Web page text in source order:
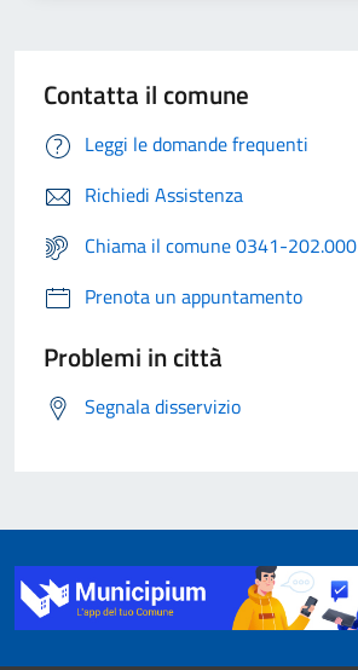
Contatta il comune
Leggi le domande frequenti
Richiedi Assistenza
Chiama il comune 0341-202.000
Prenota un appuntamento
Problemi in città
Segnala disservizio